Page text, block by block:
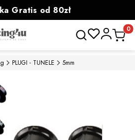
Gratis od 80zł
100zł prezent
Otwórz
PLUGI - TUNELE 5mm